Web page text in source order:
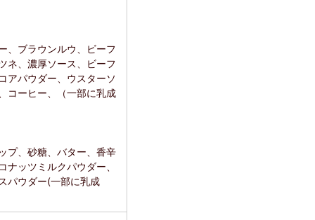
、ブラウンルウ、ビーフ
ネ、濃厚ソース、ビーフ
アパウダー、ウスターソ
コーヒー、（一部に乳成
プ、砂糖、バター、香辛
ッツミルクパウダー、
パウダー(一部に乳成